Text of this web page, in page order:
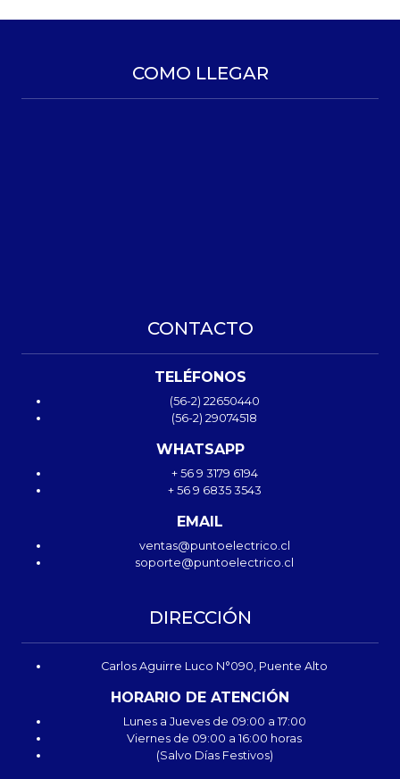
COMO LLEGAR
CONTACTO
TELÉFONOS
(56-2) 22650440
(56-2) 29074518
WHATSAPP
+ 56 9 3179 6194
+ 56 9 6835 3543
EMAIL
ventas@puntoelectrico.cl
soporte@puntoelectrico.cl
DIRECCIÓN
Carlos Aguirre Luco N°090, Puente Alto
HORARIO DE ATENCIÓN
Lunes a Jueves de 09:00 a 17:00
Viernes de 09:00 a 16:00 horas
(Salvo Días Festivos)